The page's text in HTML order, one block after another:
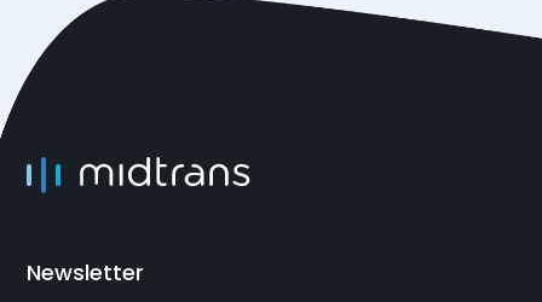
Newsletter